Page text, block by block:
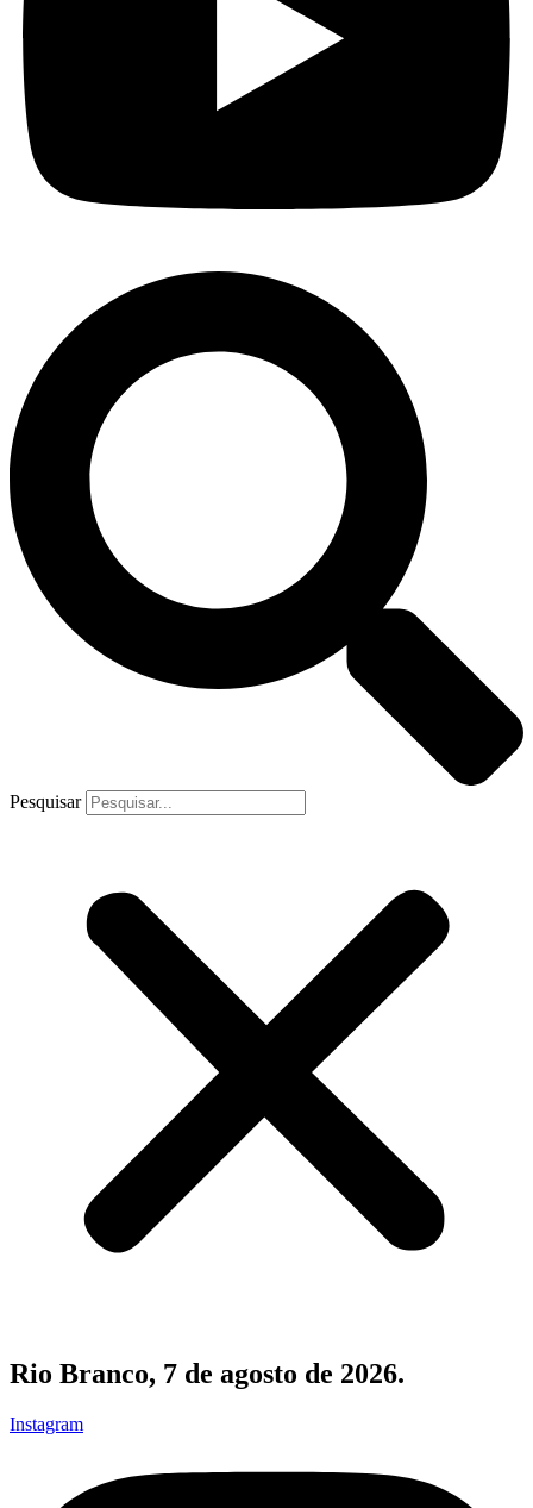
Pesquisar
Rio Branco, 7 de agosto de 2026.
Instagram